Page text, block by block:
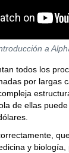
a
todos los
por largas
de ellas
y